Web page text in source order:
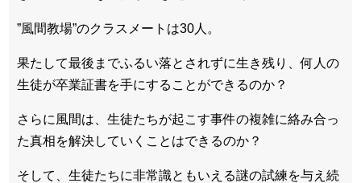
”風間教場”のクラスメートは30人。
果たして最後までふるい落とされずに生き残り、何人の
生徒が卒業証書を手にすることができるのか？
さらに風間は、生徒たちが起こす事件の複雑に絡み合っ
た真相を解決していくことはできるのか？
そして、生徒たちに非常識ともいえる謎の試練を与え続